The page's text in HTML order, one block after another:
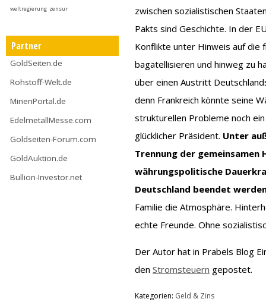
weltregierung zensur
Partner
GoldSeiten.de
Rohstoff-Welt.de
MinenPortal.de
EdelmetallMesse.com
Goldseiten-Forum.com
GoldAuktion.de
Bullion-Investor.net
zwischen sozialistischen
Pakts sind Geschichte. In der
Konflikte unter Hinweis auf die
bagatellisieren und hinweg zu
über einen Austritt
denn Frankreich könnte seine
strukturellen Probleme noch
glücklicher Präsident. Unter
Trennung der
währungspolitische
Deutschland beendet
Familie die Atmosphäre.
echte Freunde. Ohne
Der Autor hat in Prabels Blog
denStromsteuern gepostet.
Kategorien: Geld & Zins